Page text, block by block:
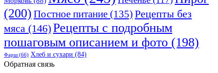
(200) Постное питание (135) Рецепты без
мяса (146)Рецепты с подробным
пошаговым описанием и фото (198)
Фарш(66) Хлеб и сухари (84)
Обратная связь